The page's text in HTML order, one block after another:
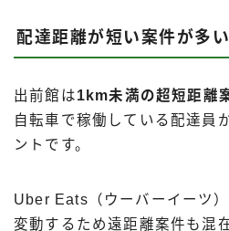
配達距離が短い案件が多い
出前館は1km未満の超短距離
自転車で稼働している配達員
ントです。
Uber Eats（ウーバーイーツ
変動するため遠距離案件も混